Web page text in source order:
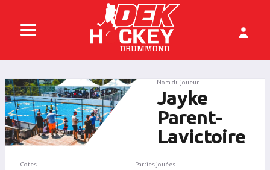
Nom du joueur
Jayke
Parent-
Lavictoire
Cotes Parties jouées